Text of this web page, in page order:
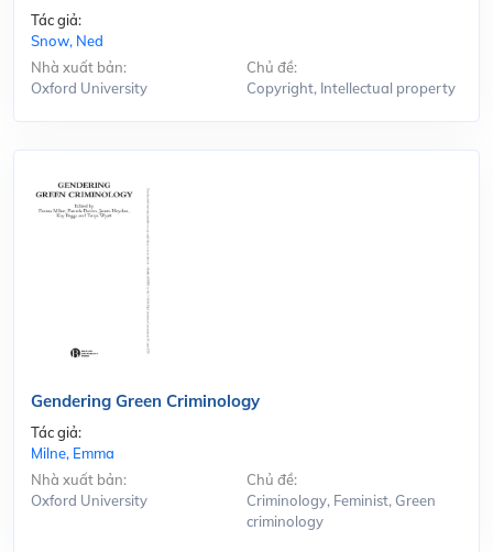
Tác giả:
Snow, Ned
Nhà xuất bản:
Oxford University
Chủ đề:
Copyright, Intellectual property
Gendering Green Criminology
Tác giả:
Milne, Emma
Nhà xuất bản:
Oxford University
Chủ đề:
Criminology, Feminist, Green
criminology